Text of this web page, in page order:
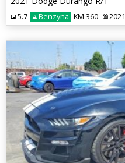
5.7 Benzyna KM 360 2021